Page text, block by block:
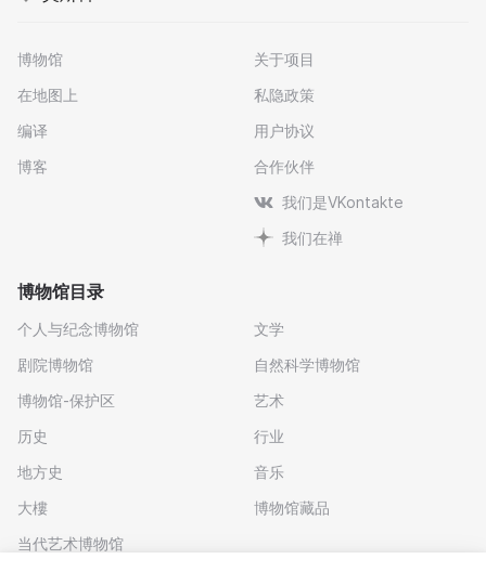
博物馆
在地图上
编译
博客
关于项目
私隐政策
用户协议
合作伙伴
我们是VKontakte
我们在禅
博物馆目录
个人与纪念博物馆
剧院博物馆
博物馆-保护区
历史
地方史
大樓
当代艺术博物馆
文学
自然科学博物馆
艺术
行业
音乐
博物馆藏品